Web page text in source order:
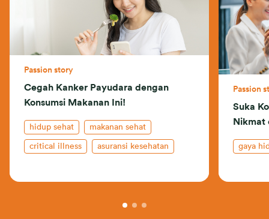
Passion story
Cegah Kanker Payudara dengan
Konsumsi Makanan Ini!
hidup sehat makanan sehat
critical illness asuransi kesehatan
Passion
Suka
Nikmat
gaya